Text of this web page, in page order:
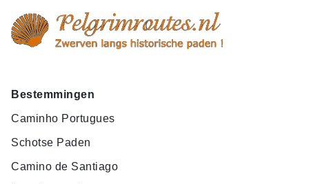
Bestemmingen
Caminho Portugues
Schotse Paden
Camino de Santiago